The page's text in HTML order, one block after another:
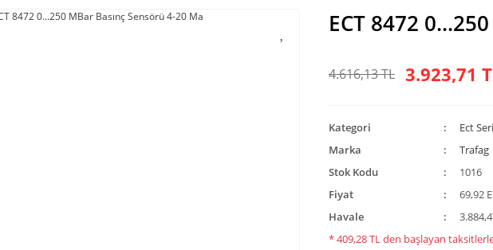
ECT 8472
4.616,13 TL 3.923,71
Kategori Ect
Marka
Trafag
Stok Kodu
1016
Fiyat
69,92
Havale
* 409,28 TL den başlayan